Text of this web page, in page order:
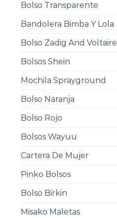
Bolso Transparente
Bandolera Bimba Y Lola
Bolso Zadig And Voltaire
Bolsos Shein
Mochila Sprayground
Bolso Naranja
Bolso Rojo
Bolsos Wayuu
Cartera De Mujer
Pinko Bolsos
Bolso Birkin
Misako Maletas